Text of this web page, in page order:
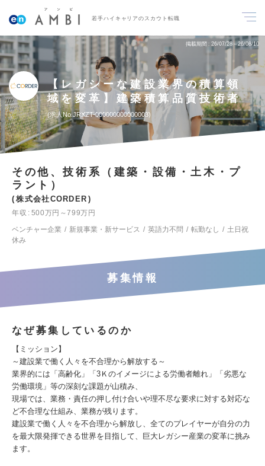
若手ハイキャリアのスカウト転職
掲載期間 26/07/28～26/08/10
【レガシーな建設業界の積算領
域を変革】建築積算品質技術者
求人No.JRXZT-000000000000003
その他、技術系（建築・設備・土木・プ
ラント）
株式会社CORDER
年収
500万円～799万円
ベンチャー企業
新規事業・新サービス 英語力不問 転勤なし
土日祝
休み
募集情報
なぜ募集しているのか
【ミッション】
～建設業で働く人々を不合理から解放する～
業界的には「高齢化」「3Ｋのイメージによる労働者離れ」「劣悪な
労働環境」等の深刻な課題が山積み、
現場では、業務・責任の押し付け合いや理不尽な要求に対する対応な
ど不合理な仕組み、業務が残ります。
建設業で働く人々を不合理から解放し、全てのプレイヤーが自分の力
を最大限発揮できる世界を目指して、巨大レガシー産業の変革に挑み
ます。